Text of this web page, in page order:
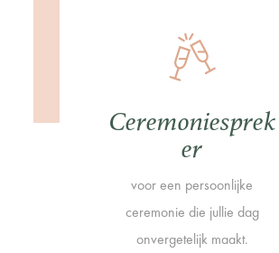
Ceremoniesprek
er
voor een persoonlijke
ceremonie die jullie dag
onvergetelijk maakt.